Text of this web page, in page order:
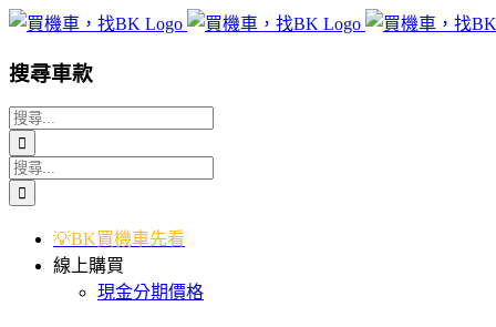
Skip
搜尋車款
搜
索
結
果：
搜
索
💡BK買機車先看
線上購買
現金分期價格